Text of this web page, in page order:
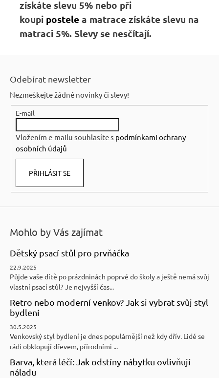
získáte slevu 5% nebo při
koupi postele a matrace získáte slevu na
matraci 5%. Slevy se nesčítají.
Odebírat newsletter
Nezmeškejte žádné novinky či slevy!
E-mail
Vložením e-mailu souhlasíte s podmínkami ochrany
osobních údajů
PŘIHLÁSIT SE
Mohlo by Vás zajímat
Dětský psací stůl pro prvňáčka
22.9.2025
Půjde vaše dítě po prázdninách poprvé do školy a ještě nemá svůj
vlastní psací stůl? Je nejvyšší čas...
Retro nebo moderní venkov? Jak si vybrat svůj styl
bydlení
30.5.2025
Venkovský styl bydlení je dnes populárnější než kdy dřív. Lidé se
rádi obklopují dřevem, přírodními ...
Barva, která léčí: Jak odstíny nábytku ovlivňují
náladu